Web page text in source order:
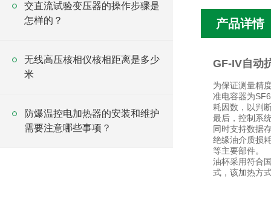
交直流试验变压器的操作步骤是
怎样的？
无线高压核相仪核相距离是多少
米
防爆温控电加热器的安装和维护
需要注意哪些事项？
产品详情
GF-IV自动
为保证测量精
准电容器为
耗因数，以判
最后，控制系
同时支持数据
绝缘油介质损
等主要部件。
油杯采用符合
式，该加热方